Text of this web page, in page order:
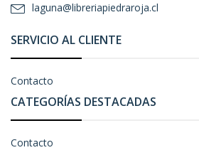
laguna@libreriapiedraroja.cl
SERVICIO AL CLIENTE
Contacto
CATEGORÍAS DESTACADAS
Contacto